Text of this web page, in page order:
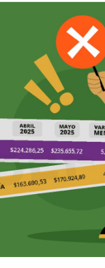
POPULARES
ALIMENTOS
SUBIERON
MAYO
3,48%